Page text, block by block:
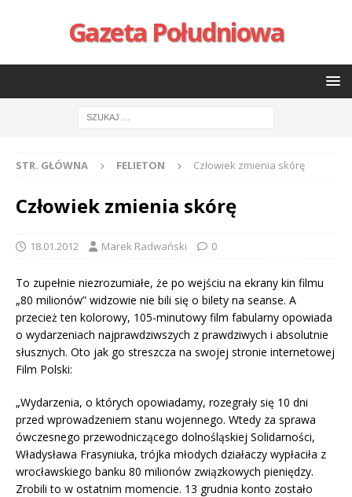
Gazeta Południowa
STR. GŁÓWNA FELIETON Człowiek zmienia skórę
Człowiek zmienia skórę
18.01.2012 Marek Radwański 0
To zupełnie niezrozumiałe, że po wejściu na ekrany kin filmu
„80 milionów” widzowie nie bili się o bilety na seanse. A
przecież ten kolorowy, 105-minutowy film fabularny opowiada
o wydarzeniach najprawdziwszych z prawdziwych i absolutnie
słusznych. Oto jak go streszcza na swojej stronie internetowej
Film Polski:
„Wydarzenia, o których opowiadamy, rozegrały się 10 dni
przed wprowadzeniem stanu wojennego. Wtedy za sprawa
ówczesnego przewodniczącego dolnośląskiej Solidarności,
Władysława Frasyniuka, trójka młodych działaczy wypłaciła z
wrocławskiego banku 80 milionów związkowych pieniędzy.
Zrobili to w ostatnim momencie. 13 grudnia konto zostało